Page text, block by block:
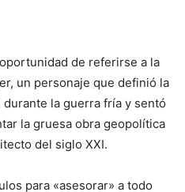
de referirse a la
un personaje que definió la
la guerra fría y sentó
la gruesa obra geopolítica
del siglo XXI.
para «asesorar» a todo